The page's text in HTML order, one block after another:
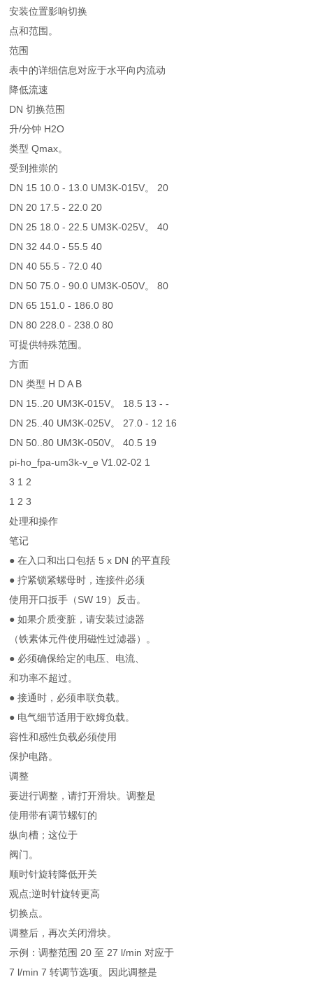
安装位置影响切换
点和范围。
范围
表中的详细信息对应于水平向内流动
降低流速
DN 切换范围
升/分钟 H2O
类型 Qmax。
受到推崇的
DN 15 10.0 - 13.0 UM3K-015V。 20
DN 20 17.5 - 22.0 20
DN 25 18.0 - 22.5 UM3K-025V。 40
DN 32 44.0 - 55.5 40
DN 40 55.5 - 72.0 40
DN 50 75.0 - 90.0 UM3K-050V。 80
DN 65 151.0 - 186.0 80
DN 80 228.0 - 238.0 80
可提供特殊范围。
方面
DN 类型 H D A B
DN 15..20 UM3K-015V。 18.5 13 - -
DN 25..40 UM3K-025V。 27.0 - 12 16
DN 50..80 UM3K-050V。 40.5 19
pi-ho_fpa-um3k-v_e V1.02-02 1
3 1 2
1 2 3
处理和操作
笔记
● 在入口和出口包括 5 x DN 的平直段
● 拧紧锁紧螺母时，连接件必须
使用开口扳手（SW 19）反击。
● 如果介质变脏，请安装过滤器
（铁素体元件使用磁性过滤器）。
● 必须确保给定的电压、电流、
和功率不超过。
● 接通时，必须串联负载。
● 电气细节适用于欧姆负载。
容性和感性负载必须使用
保护电路。
调整
要进行调整，请打开滑块。调整是
使用带有调节螺钉的
纵向槽；这位于
阀门。
顺时针旋转降低开关
观点;逆时针旋转更高
切换点。
调整后，再次关闭滑块。
示例：调整范围 20 至 27 l/min 对应于
7 l/min 7 转调节选项。因此调整是